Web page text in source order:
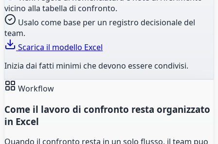
vicino alla tabella di confronto.
Usalo come base per un registro decisionale del
team.
Scarica il modello Excel
Inizia dai fatti minimi che devono essere condivisi.
Workflow
Come il lavoro di confronto resta organizzato
in Excel
Quando il confronto resta in un solo flusso, il team puo